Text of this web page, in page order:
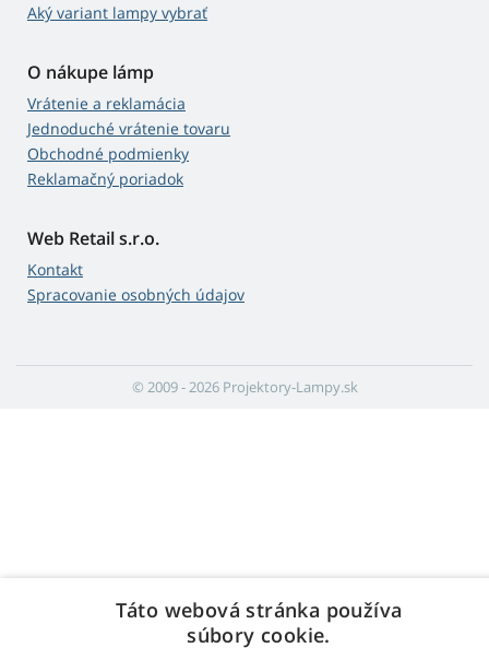
Aký variant lampy vybrať
O nákupe lámp
Vrátenie a reklamácia
Jednoduché vrátenie tovaru
Obchodné podmienky
Reklamačný poriadok
Web Retail s.r.o.
Kontakt
Spracovanie osobných údajov
© 2009 - 2026 Projektory-Lampy.sk
Táto webová stránka používa
súbory cookie.